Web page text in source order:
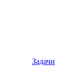
Задачи